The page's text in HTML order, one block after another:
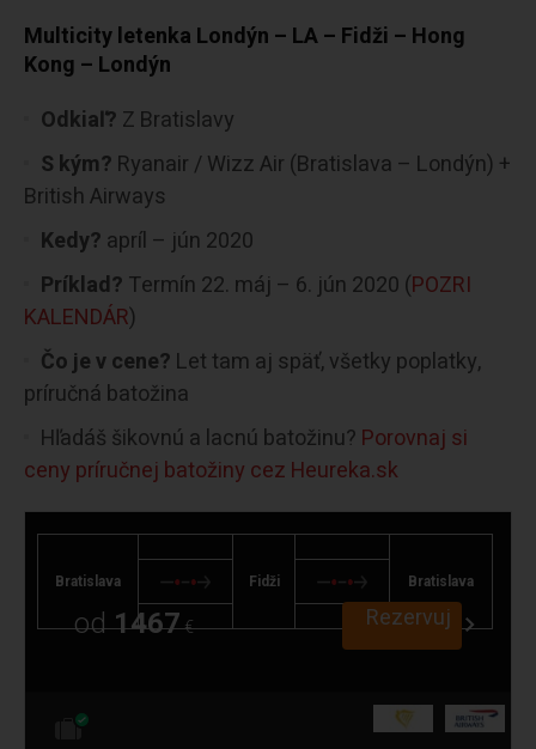
Multicity letenka Londýn – LA – Fidži – Hong
Kong – Londýn
Odkiaľ? Z Bratislavy
S kým? Ryanair / Wizz Air (Bratislava – Londýn) +
British Airways
Kedy? apríl – jún 2020
Príklad? Termín 22. máj – 6. jún 2020 (POZRI
KALENDÁR)
Čo je v cene? Let tam aj späť, všetky poplatky,
príručná batožina
Hľadáš šikovnú a lacnú batožinu? Porovnaj si
ceny príručnej batožiny cez Heureka.sk
Bratislava Fidži Bratislava
od1467€ Rezervuj